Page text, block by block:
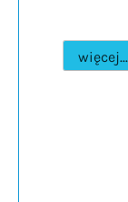
więcej...